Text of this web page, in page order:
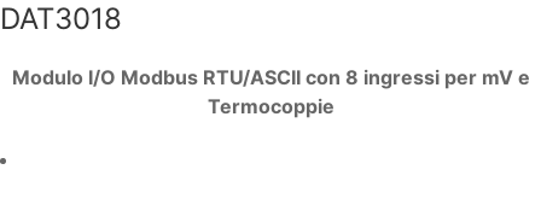
DAT3018
Modulo I/O Modbus RTU/ASCII con 8 ingressi per mV e
Termocoppie